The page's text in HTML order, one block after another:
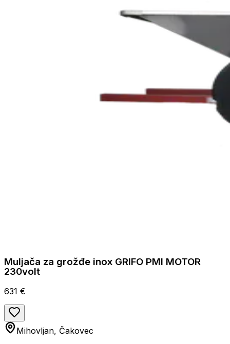
Muljača za grožđe inox GRIFO PMI MOTOR
230volt
631 €
Mihovljan, Čakovec